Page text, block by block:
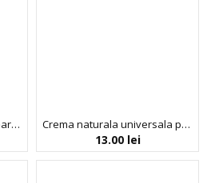
Crema hidratanta pentru barbati [GENTLE]MEN ONE & ONLY, Biobaza, 100 ml Crema naturala universala pentru barbati (maini, corp, fata), 30 ml, Biobaza
13.00 lei